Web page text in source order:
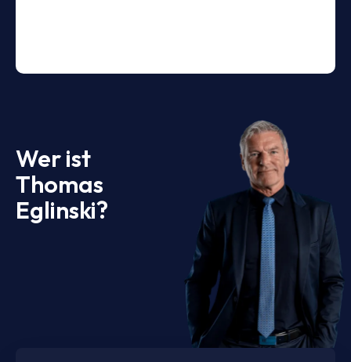
Wer ist
Thomas
Eglinski?